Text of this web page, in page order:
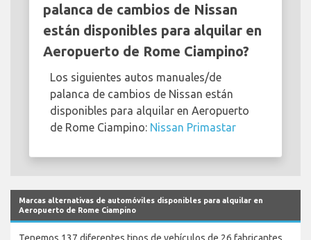
palanca de cambios de Nissan
están disponibles para alquilar en
Aeropuerto de Rome Ciampino?
Los siguientes autos manuales/de
palanca de cambios de Nissan están
disponibles para alquilar en Aeropuerto
de Rome Ciampino: Nissan Primastar
Marcas alternativas de automóviles disponibles para alquilar en
Aeropuerto de Rome Ciampino